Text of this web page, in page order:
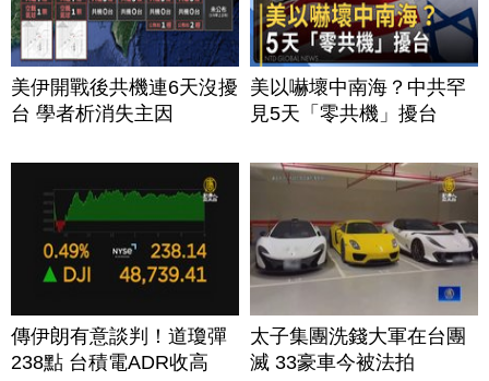
美伊開戰後共機連6天沒擾
台 學者析消失主因
美以嚇壞中南海？中共罕
見5天「零共機」擾台
傳伊朗有意談判！道瓊彈
238點 台積電ADR收高
太子集團洗錢大軍在台團
滅 33豪車今被法拍